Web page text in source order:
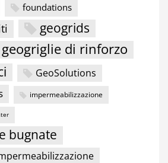
foundations
geogrids
geogriglie di rinforzo
GeoSolutions
impermeabilizzazione
bugnate